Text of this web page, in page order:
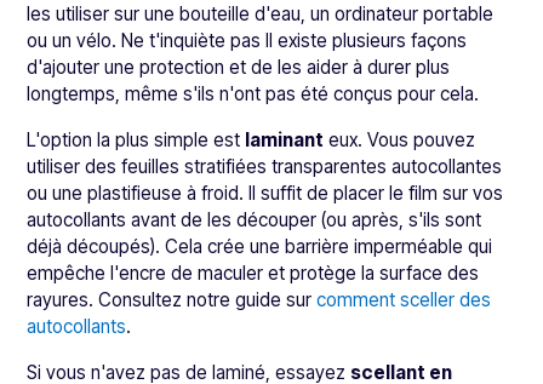
les utiliser sur une bouteille d'eau, un ordinateur portable
ou un vélo. Ne t'inquiète pas Il existe plusieurs façons
d'ajouter une protection et de les aider à durer plus
longtemps, même s'ils n'ont pas été conçus pour cela.
L'option la plus simple est laminant eux. Vous pouvez
utiliser des feuilles stratifiées transparentes autocollantes
ou une plastifieuse à froid. Il suffit de placer le film sur vos
autocollants avant de les découper (ou après, s'ils sont
déjà découpés). Cela crée une barrière imperméable qui
empêche l'encre de maculer et protège la surface des
rayures. Consultez notre guide surcomment sceller des
autocollants.
Si vous n'avez pas de laminé, essayez scellant en